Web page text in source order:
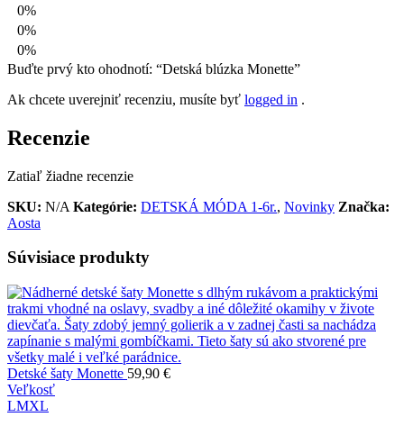
0%
0%
0%
Buďte prvý kto ohodnotí: “Detská blúzka Monette”
Ak chcete uverejniť recenziu, musíte byť logged in .
Recenzie
Zatiaľ žiadne recenzie
SKU: N/A Kategórie: DETSKÁ MÓDA 1-6r., Novinky Značka:
Aosta
Súvisiace produkty
Detské šaty Monette 59,90 €
Veľkosť
LMXL